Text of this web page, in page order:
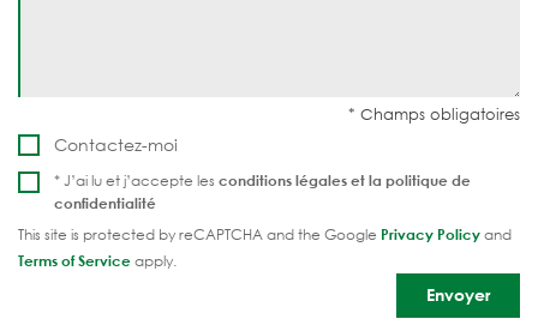
Contactez-moi
* J’ai lu et j’accepte les conditions légales et la politique de
confidentialité
This site is protected by reCAPTCHA and the Google Privacy Policyand
Terms of Serviceapply.